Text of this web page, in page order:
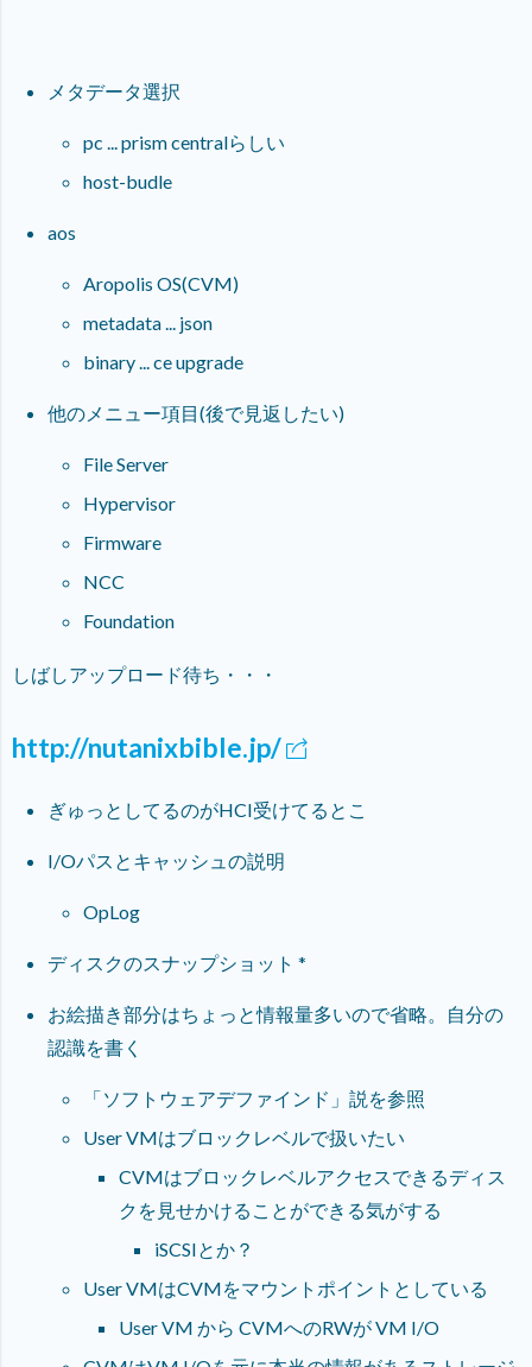
メタデータ選択
pc ... prism centralらしい
host-budle
aos
Aropolis OS(CVM)
metadata ... json
binary ... ce upgrade
他のメニュー項目(後で見返したい)
File Server
Hypervisor
Firmware
NCC
Foundation
しばしアップロード待ち・・・
http://nutanixbible.jp/
ぎゅっとしてるのがHCI受けてるとこ
I/Oパスとキャッシュの説明
OpLog
ディスクのスナップショット *
お絵描き部分はちょっと情報量多いので省略。自分の
認識を書く
「ソフトウェアデファインド」説を参照
User VMはブロックレベルで扱いたい
CVMはブロックレベルアクセスできるディス
クを見せかけることができる気がする
iSCSIとか？
User VMはCVMをマウントポイントとしている
User VM から CVMへのRWが VM I/O